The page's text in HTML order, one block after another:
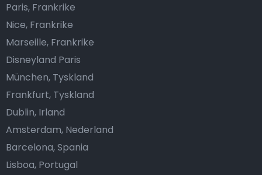
Paris, Frankrike
Nice, Frankrike
Marseille, Frankrike
Disneyland Paris
München, Tyskland
Frankfurt, Tyskland
Dublin, Irland
Amsterdam, Nederland
Barcelona, Spania
Lisboa, Portugal